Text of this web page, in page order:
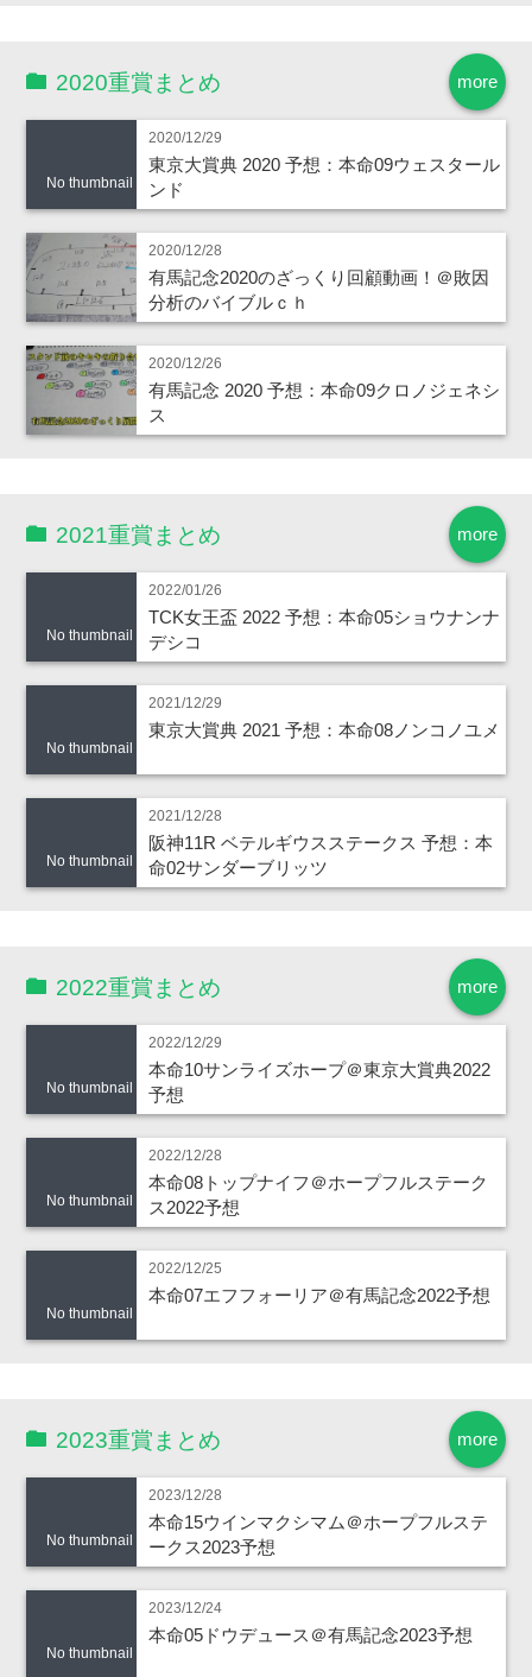
more
2020重賞まとめ
No thumbnail
2020/12/29
東京大賞典 2020 予想：本命09ウェスタール
ンド
2020/12/28
有馬記念2020のざっくり回顧動画！＠敗因
分析のバイブルｃｈ
2020/12/26
有馬記念 2020 予想：本命09クロノジェネシ
ス
more
2021重賞まとめ
No thumbnail
2022/01/26
TCK女王盃 2022 予想：本命05ショウナンナ
デシコ
No thumbnail
2021/12/29
東京大賞典 2021 予想：本命08ノンコノユメ
No thumbnail
2021/12/28
阪神11R ベテルギウスステークス 予想：本
命02サンダーブリッツ
more
2022重賞まとめ
No thumbnail
2022/12/29
本命10サンライズホープ＠東京大賞典2022
予想
No thumbnail
2022/12/28
本命08トップナイフ＠ホープフルステーク
ス2022予想
No thumbnail
2022/12/25
本命07エフフォーリア＠有馬記念2022予想
more
2023重賞まとめ
No thumbnail
2023/12/28
本命15ウインマクシマム＠ホープフルステ
ークス2023予想
No thumbnail
2023/12/24
本命05ドウデュース＠有馬記念2023予想